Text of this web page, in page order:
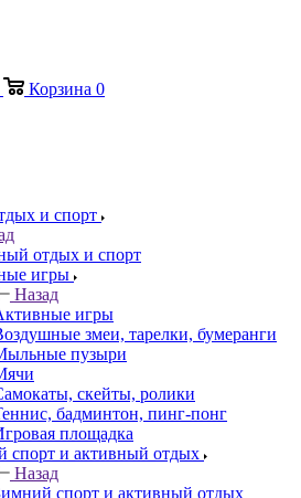
Корзина 0
и спорт
отдых и спорт
игры
Назад
игры
змеи, тарелки, бумеранги
пузыри
скейты, ролики
бадминтон, пинг-понг
площадка
спорт и активный отдых
Назад
спорт и активный отдых